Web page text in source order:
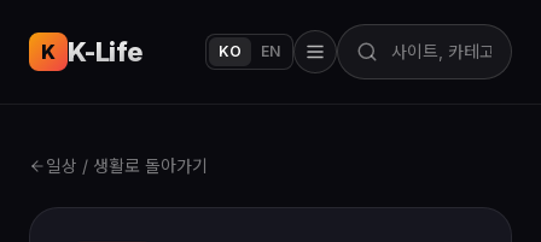
K K-Life KO EN
일상 / 생활로 돌아가기